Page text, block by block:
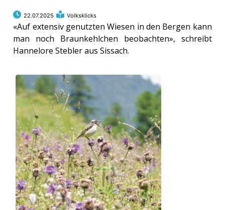
22.07.2025 Volksklicks
«Auf extensiv genutzten Wiesen in den Bergen kann
man noch Braunkehlchen beobachten», schreibt
Hannelore Stebler aus Sissach.